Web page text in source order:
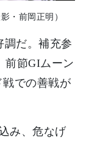
・前岡正明）
調だ。補充参
前節GIムーン
戦での善戦が
み、危なげ